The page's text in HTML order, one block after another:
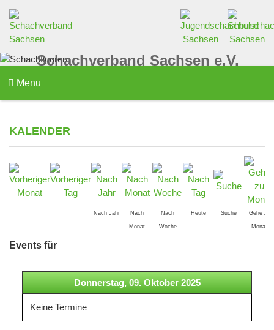
Schachverband Sachsen e.V.
Menu
KALENDER
Nach Jahr Nach
Monat
Nach
Woche
Heute Suche Gehe zu
Monat
Events für
Donnerstag, 09. Oktober 2025
Keine Termine